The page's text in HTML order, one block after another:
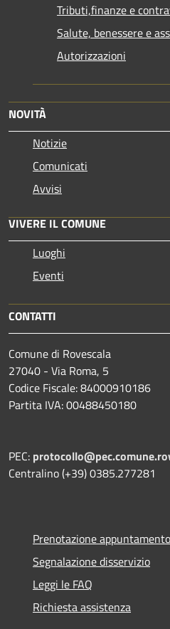
Tributi,finanze e
Salute, benessere e
Autorizzazioni
NOVITÀ
Notizie
Comunicati
Avvisi
VIVERE IL COMUNE
Luoghi
Eventi
CONTATTI
Comune di Rovescala
27040 - Via Roma, 5
Codice Fiscale: 84000910186
Partita IVA: 00488450180
PEC:
Centralino (+39) 0385.277281
Prenotazione appuntamento
Segnalazione disservizio
Leggi le FAQ
Richiesta assistenza